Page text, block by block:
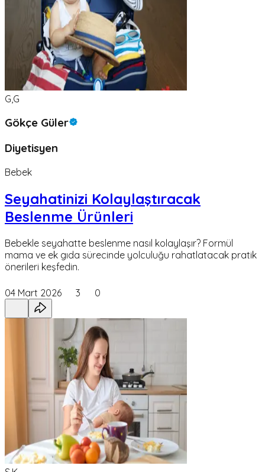
G,G
Gökçe Güler
Diyetisyen
Bebek
Seyahatinizi Kolaylaştıracak
Beslenme Ürünleri
Bebekle seyahatte beslenme nasıl kolaylaşır? Formül
mama ve ek gıda sürecinde yolculuğu rahatlatacak pratik
önerileri keşfedin.
04 Mart 2026 3 0